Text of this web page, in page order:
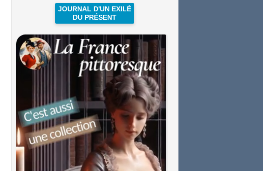
JOURNAL D'UN EXILÉ
DU PRÉSENT